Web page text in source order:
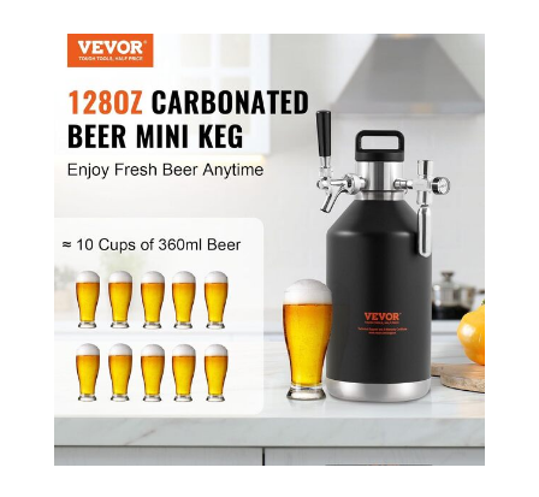
appréciant une vie
de bon goût, que
ce soit pour un
usage personnel
ou comme cadeau
pour les amis et la
famille.